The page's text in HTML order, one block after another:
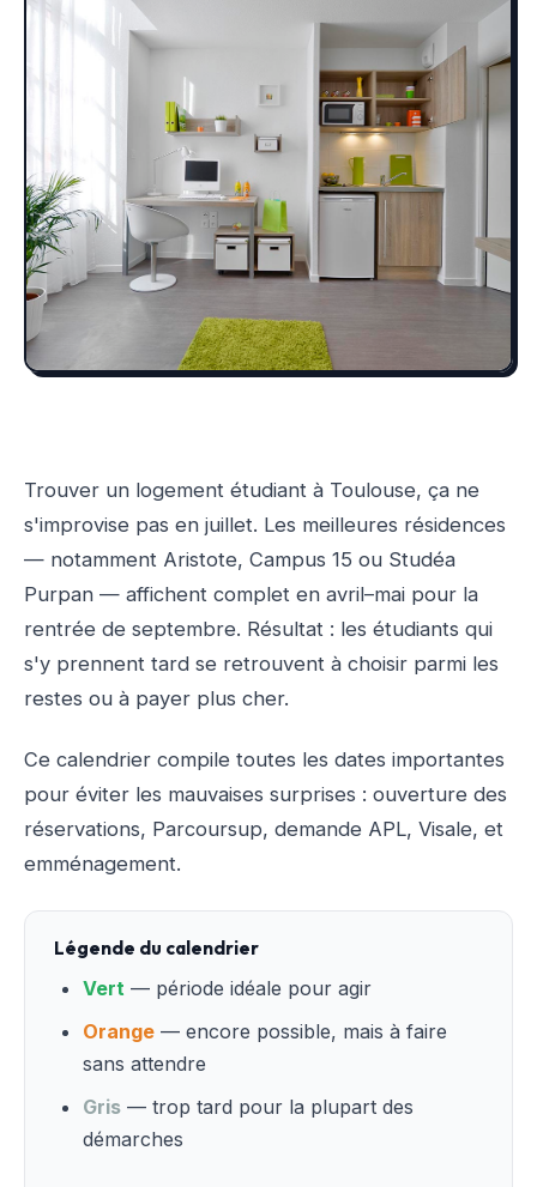
Trouver un logement étudiant à Toulouse, ça ne
s'improvise pas en juillet. Les meilleures résidences
— notamment Aristote, Campus 15 ou Studéa
Purpan — affichent complet en avril–mai pour la
rentrée de septembre. Résultat : les étudiants qui
s'y prennent tard se retrouvent à choisir parmi les
restes ou à payer plus cher.
Ce calendrier compile toutes les dates importantes
pour éviter les mauvaises surprises : ouverture des
réservations, Parcoursup, demande APL, Visale, et
emménagement.
Légende du calendrier
Vert — période idéale pour agir
Orange — encore possible, mais à faire
sans attendre
Gris — trop tard pour la plupart des
démarches